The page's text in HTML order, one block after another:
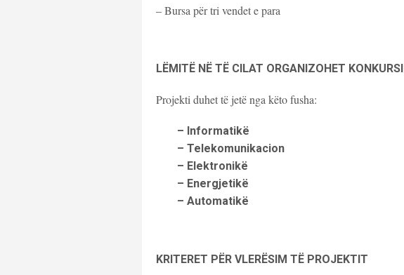
– Bursa për tri vendet e para
LËMITË NË TË CILAT ORGANIZOHET KONKURSI
Projekti duhet të jetë nga këto fusha:
– Informatikë
– Telekomunikacion
– Elektronikë
– Energjetikë
– Automatikë
KRITERET PËR VLERËSIM TË PROJEKTIT